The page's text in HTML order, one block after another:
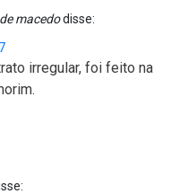
macedodisse:
irregular, foi feito na